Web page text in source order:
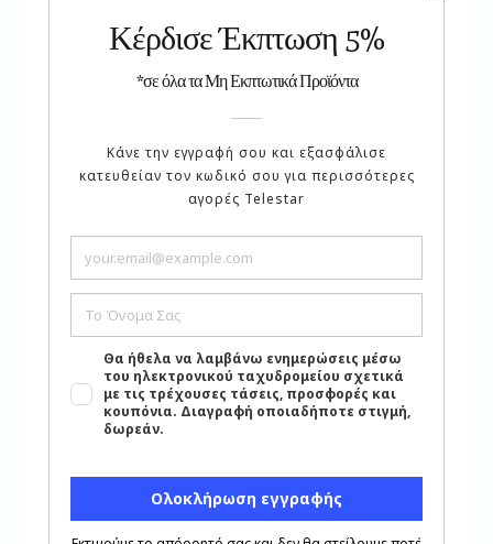
Κατάλληλο για πλυντήριο πιάτων
Ανθεκτικό στις γρατσουνιές
Ασφαλές για φούρνο στους +220°C
Βραχίονας ασφάλισης
Υλικό: αλουμίνιο με επίστρωση τιτανίου
Διάμετρος: 26 εκ.
Ύψος: 6,8 εκ.
Χρώμα: κόκκινο μεταλλικό
Μεταφορικά
Κόστος Μεταφορικών Προϊόντος: